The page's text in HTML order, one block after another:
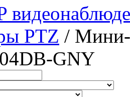
PTZ / Мини-
GNY